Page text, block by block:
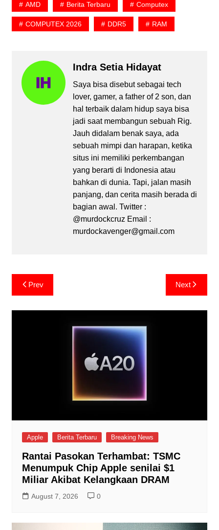
AMD Berita Terbaru Computex
COMPUTEX 2026 DDR5 RAM
Indra Setia Hidayat
Saya bisa disebut sebagai tech
lover, gamer, a father of 2 son, dan
hal terbaik dalam hidup saya bisa
jadi saat membangun sebuah Rig.
Jauh didalam benak saya, ada
sebuah mimpi dan harapan, ketika
situs ini memiliki perkembangan
yang berarti di Indonesia atau
bahkan di dunia. Tapi, jalan masih
panjang, dan cerita masih berada di
bagian awal. Twitter :
@murdockcruz Email :
murdockavenger@gmail.com
Post
navigation
Prev Next
Apple Berita Terbaru Breaking News
Rantai Pasokan Terhambat: TSMC
Menumpuk Chip Apple senilai $1
Miliar Akibat Kelangkaan DRAM
August 7, 2026 0